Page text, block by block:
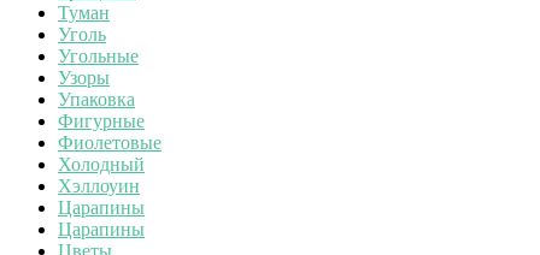
Туман
Уголь
Угольные
Узоры
Упаковка
Фигурные
Фиолетовые
Холодный
Хэллоуин
Царапины
Царапины
Цветы